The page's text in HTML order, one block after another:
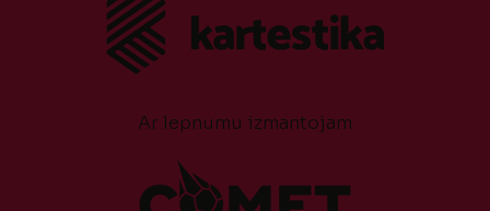
Ar lepnumu izmantojam